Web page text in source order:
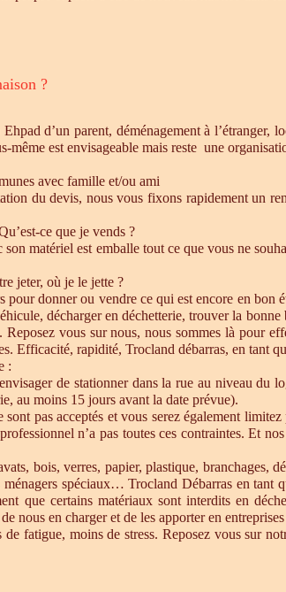
?
d’un parent, déménagement à
même est envisageable mais reste une
avec famille et/ou ami
du devis, nous vous fixons rapidement un
ce que je vends ?
matériel est emballe tout ce que vous ne
jeter, où je le jette ?
donner ou vendre ce qui est encore en bon
décharger en déchetterie, trouver la
vous sur nous, nous sommes là pour
Efficacité, rapidité, Trocland débarras, en tant
:
de stationner dans la rue au niveau du
au moins 15 jours avant la date prévue).
pas acceptés et vous serez également
n’a pas toutes ces contraintes. Et
bois, verres, papier, plastique, branchages,
spéciaux… Trocland Débarras en tant
que certains matériaux sont interdits en
nous en charger et de les apporter en
fatigue, moins de stress. Reposez vous sur